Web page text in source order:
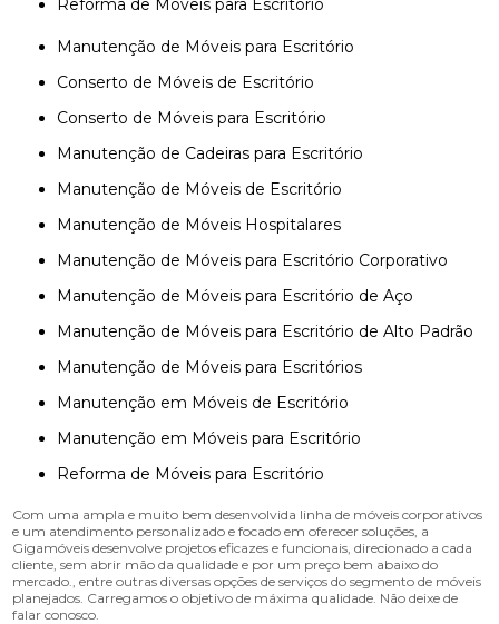
Reforma de Móveis para Escritório
Manutenção de Móveis para Escritório
Conserto de Móveis de Escritório
Conserto de Móveis para Escritório
Manutenção de Cadeiras para Escritório
Manutenção de Móveis de Escritório
Manutenção de Móveis Hospitalares
Manutenção de Móveis para Escritório Corporativo
Manutenção de Móveis para Escritório de Aço
Manutenção de Móveis para Escritório de Alto Padrão
Manutenção de Móveis para Escritórios
Manutenção em Móveis de Escritório
Manutenção em Móveis para Escritório
Reforma de Móveis para Escritório
Com uma ampla e muito bem desenvolvida linha de móveis corporativos
e um atendimento personalizado e focado em oferecer soluções, a
Gigamóveis desenvolve projetos eficazes e funcionais, direcionado a cada
cliente, sem abrir mão da qualidade e por um preço bem abaixo do
mercado., entre outras diversas opções de serviços do segmento de móveis
planejados. Carregamos o objetivo de máxima qualidade. Não deixe de
falar conosco.